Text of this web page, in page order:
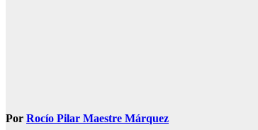
Por Rocío Pilar Maestre Márquez